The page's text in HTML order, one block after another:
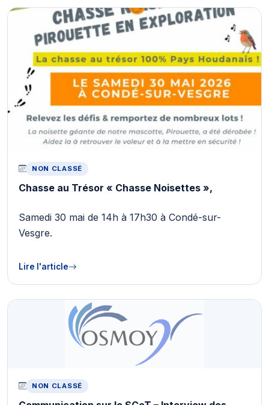
NON CLASSÉ
Chasse au Trésor « Chasse Noisettes »,
Samedi 30 mai de 14h à 17h30 à Condé-sur-
Vesgre.
Lire l'article
NON CLASSÉ